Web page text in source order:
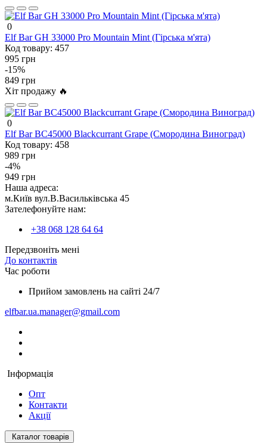
0
Elf Bar GH 33000 Pro Mountain Mint (Гірська м'ята)
Код товару: 457
995 грн
-15%
849 грн
Хіт продажу 🔥
0
Elf Bar BC45000 Blackcurrant Grape (Смородина Виноград)
Код товару: 458
989 грн
-4%
949 грн
Наша адреса:
м.Київ вул.В.Васильківська 45
Зателефонуйте нам:
+38 068 128 64 64
Передзвоніть мені
До контактів
Час роботи
Прийом замовлень на сайті 24/7
elfbar.ua.manager@gmail.com
Інформація
Опт
Контакти
Акції
Каталог товарів